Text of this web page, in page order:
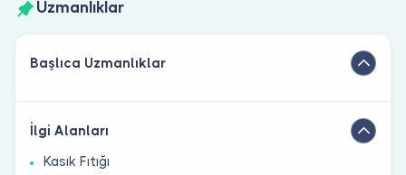
Uzmanlıklar
Başlıca Uzmanlıklar
İlgi Alanları
Kasık Fıtığı